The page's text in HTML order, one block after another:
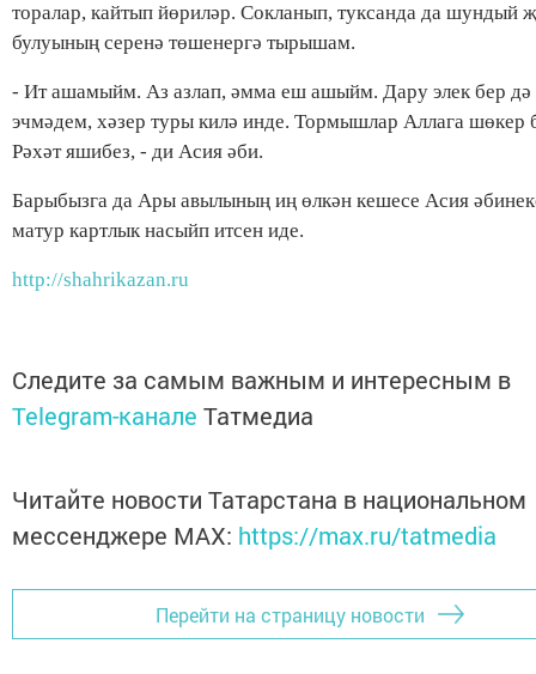
торалар, кайтып йөриләр. Сокланып, туксанда да шундый
булуының серенә төшенергә тырышам.
- Ит ашамыйм. Аз азлап, әмма еш ашыйм. Дару элек бер дә
эчмәдем, хәзер туры килә инде. Тормыш­лар Аллага шөкер
Рәхәт яшибез, - ди Асия әби.
Барыбызга да Ары авылының иң өлкән кешесе Асия
матур картлык насыйп итсен иде.
http://shahrikazan.ru
Следите за самым важным и интересным в
Telegram-канале Татмедиа
Читайте новости Татарстана в национальном
мессенджере MАХ: https://max.ru/tatmedia
Перейти на страницу новости